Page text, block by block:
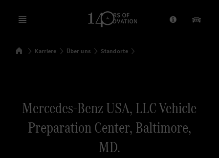
Open menu Anbieter/
SuchenStartseite
Karriere Über uns Standorte
Mercedes-Benz USA, LLC Vehicle
Preparation Center, Baltimore,
MD.